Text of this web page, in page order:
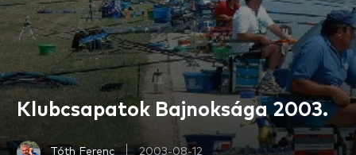
Klubcsapatok Bajnoksága 2003.
Tóth Ferenc 2003-08-12